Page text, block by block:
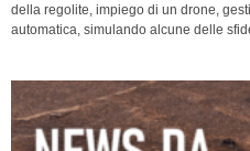
della regolite, impiego di un drone,
automatica, simulando alcune delle